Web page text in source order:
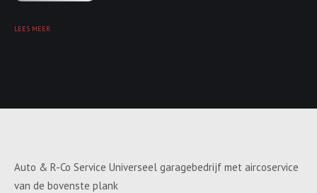
LEES MEER
Auto & R-Co Service Universeel garagebedrijf met aircoservice
van de bovenste plank